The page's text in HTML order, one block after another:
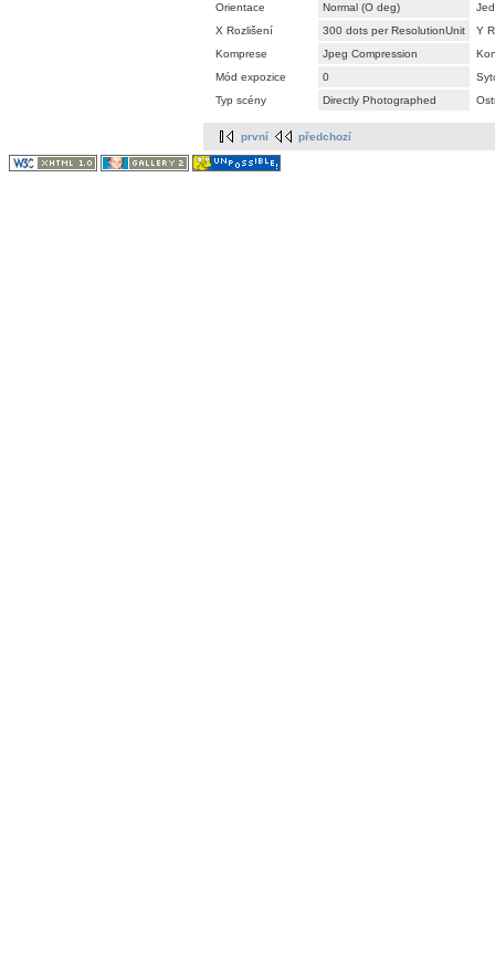
Orientace
Normal (O deg)
X Rozlišení
300 dots per ResolutionUnit
Y
Komprese
Jpeg Compression
Mód expozice
0
Typ scény
Directly Photographed
první předchozí